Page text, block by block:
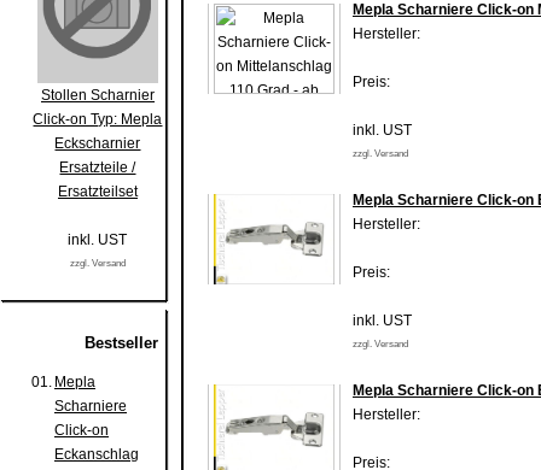
Stollen Scharnier
Click-on Typ: Mepla
Eckscharnier
Ersatzteile /
Ersatzteilset
inkl. UST
zzgl. Versand
Bestseller
01. Mepla
Scharniere
Click-on
Eckanschlag
Mepla Scharniere Click-on
Hersteller:
Preis:
inkl. UST
zzgl. Versand
Mepla Scharniere Click-on
Hersteller:
Preis:
inkl. UST
zzgl. Versand
Mepla Scharniere Click-on
Hersteller:
Preis: